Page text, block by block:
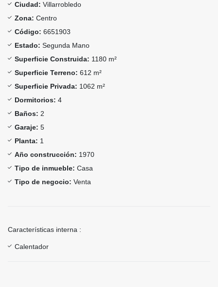
Ciudad: Villarrobledo
Zona: Centro
Código: 6651903
Estado: Segunda Mano
Superficie Construida: 1180 m²
Superficie Terreno: 612 m²
Superficie Privada: 1062 m²
Dormitorios: 4
Baños: 2
Garaje: 5
Planta: 1
Año construcción: 1970
Tipo de inmueble: Casa
Tipo de negocio: Venta
Características interna :
Calentador